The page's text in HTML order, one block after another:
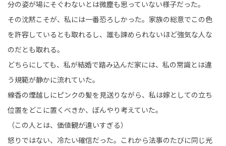
分の姿が場にそぐわないとは微塵も思っていない様子だった。
その沈黙こそが、私には一番恐ろしかった。家族の総意でこの色
を許容しているとも取れるし、誰も諫められないほど強気な人な
のだとも取れる。
どちらにしても、私が結婚で踏み込んだ家には、私の常識とは違
う規範が静かに流れていた。
線香の煙越しにピンクの髪を見送りながら、私は嫁としての立ち
位置をどこに置くべきか、ぼんやり考えていた。
（この人とは、価値観が違いすぎる）
怒りではない、冷たい確信だった。これから法事のたびに同じ光